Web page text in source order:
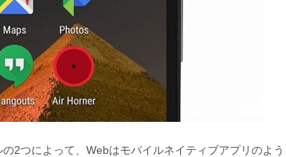
2つによって、Webはモバイルネイティブアプリのよう